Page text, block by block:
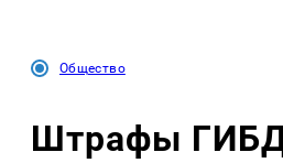
Общество
Штрафы